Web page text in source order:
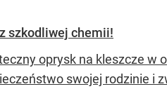
szkodliwej chemii!
oprysk na kleszcze
swojej rodzinie i